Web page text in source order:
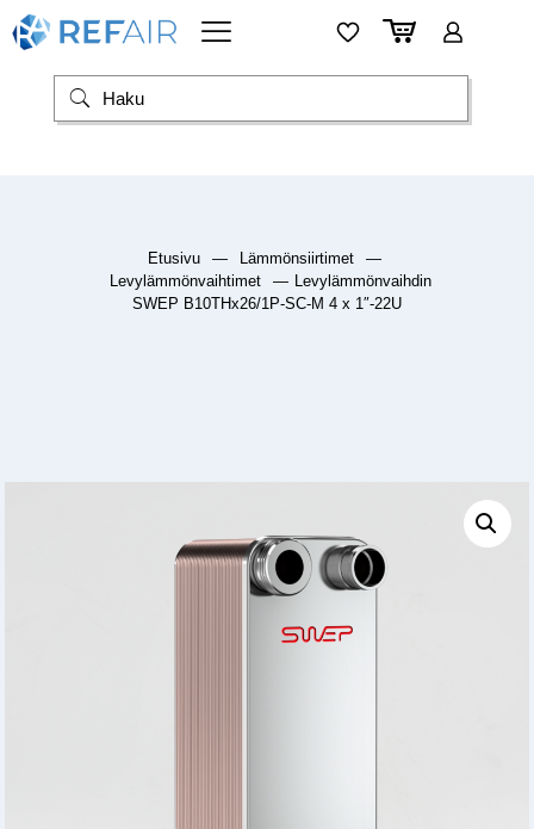
Etusivu — Lämmönsiirtimet
—
Levylämmönvaihtimet
— Levylämmönvaihdin
SWEP B10THx26/1P-SC-M 4 x 1″-22U